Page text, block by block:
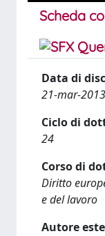
Scheda
Data di
21-mar-2013
Ciclo di
24
Corso di
Diritto
e del lavoro
Autore